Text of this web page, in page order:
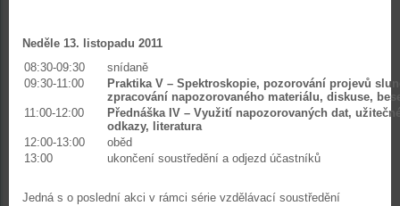
Neděle 13. listopadu 2011
08:30-09:30
snídaně
09:30-11:00
Praktika V – Spektroskopie, pozorování projevů
zpracování napozorovaného materiálu, diskuse,
11:00-12:00
Přednáška IV – Využití napozorovaných dat,
odkazy, literatura
12:00-13:00
oběd
13:00
ukončení soustředění a odjezd účastníků
Jedná s o poslední akci v rámci série vzdělávací soustředění